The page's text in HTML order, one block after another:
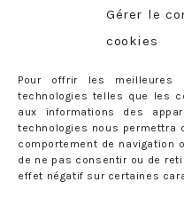
Gérer le
cookies
Pour offrir les meilleures
technologies telles que les
aux informations des
technologies nous permettra
comportement de navigation
de ne pas consentir ou de
effet négatif sur certaines